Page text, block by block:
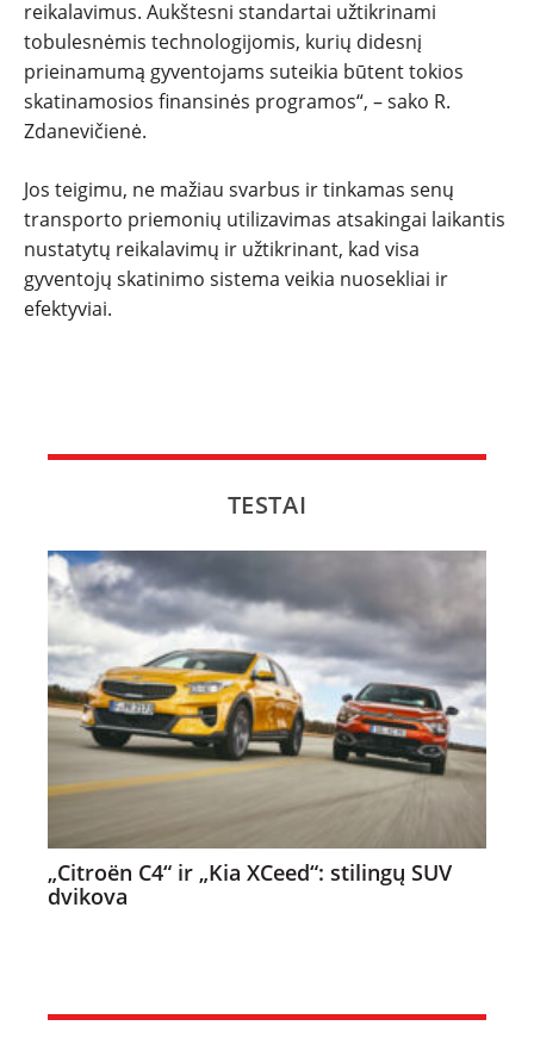
reikalavimus. Aukštesni standartai užtikrinami
tobulesnėmis technologijomis, kurių didesnį
prieinamumą gyventojams suteikia būtent tokios
skatinamosios finansinės programos“, – sako R.
Zdanevičienė.
Jos teigimu, ne mažiau svarbus ir tinkamas senų
transporto priemonių utilizavimas atsakingai laikantis
nustatytų reikalavimų ir užtikrinant, kad visa
gyventojų skatinimo sistema veikia nuosekliai ir
efektyviai.
TESTAI
„Citroën C4“ ir „Kia XCeed“: stilingų SUV
dvikova